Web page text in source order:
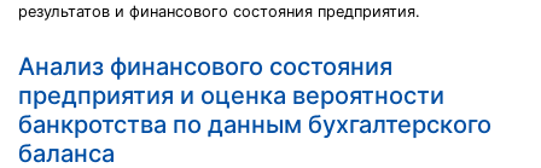
результатов и финансового состояния предприятия.
Анализ финансового состояния
предприятия и оценка вероятности
банкротства по данным бухгалтерского
баланса